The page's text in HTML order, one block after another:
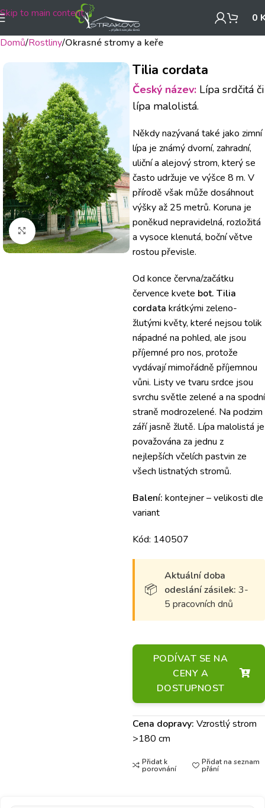
Skip to main content 0
Domů Rostliny Okrasné stromy a keře
Klikněte pro zvětšení
Tilia cordata
Český název: Lípa srdčitá či
lípa malolistá.
Někdy nazývaná také jako zimní
lípa je známý dvorní, zahradní,
uliční a alejový strom, který se
často udržuje ve výšce 8 m. V
přírodě však může dosáhnout
výšky až 25 metrů. Koruna je
poněkud nepravidelná, rozložitá
a vysoce klenutá, boční větve
rostou převisle.
Od konce června/začátku
července kvete bot. Tilia
cordata krátkými zeleno-
žlutými květy, které nejsou tolik
nápadné na pohled, ale jsou
příjemné pro nos, protože
vydávají mimořádně příjemnou
vůni. Listy ve tvaru srdce jsou
svrchu světle zelené a na spodní
straně modrozelené. Na podzim
září jasně žlutě. Lípa malolistá je
považována za jednu z
nejlepších včelích pastvin ze
všech listnatých stromů.
Balení: kontejner – velikosti dle
variant
Kód: 140507
Aktuální doba
odeslání zásilek: 3-
5 pracovních dnů
PODÍVAT SE NA
CENY A
DOSTUPNOST
Cena dopravy: Vzrostlý strom
>180 cm
Přidat k
porovnání
Přidat na seznam
přání